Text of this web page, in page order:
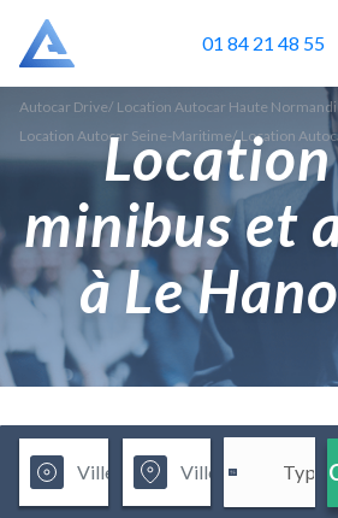
01 84 21 48 55
Autocar Drive/ Location Autocar Haute
Location Autocar Seine-Maritime/ Location
minibus et
à Le